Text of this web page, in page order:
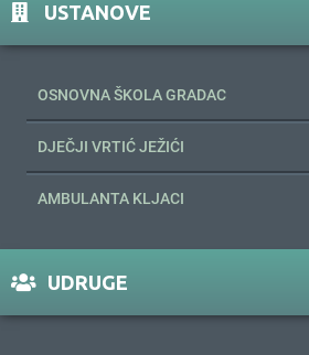
USTANOVE
OSNOVNA ŠKOLA GRADAC
DJEČJI VRTIĆ JEŽIĆI
AMBULANTA KLJACI
UDRUGE